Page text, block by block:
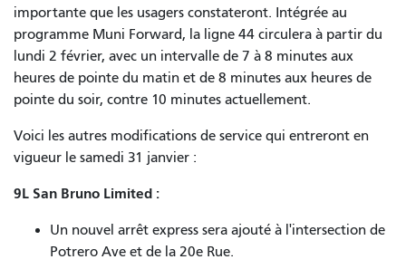
importante que les usagers constateront. Intégrée au
programme Muni Forward, la ligne 44 circulera à partir du
lundi 2 février, avec un intervalle de 7 à 8 minutes aux
heures de pointe du matin et de 8 minutes aux heures de
pointe du soir, contre 10 minutes actuellement.
Voici les autres modifications de service qui entreront en
vigueur le samedi 31 janvier :
9L San Bruno Limited :
Un nouvel arrêt express sera ajouté à l'intersection de
Potrero Ave et de la 20e Rue.